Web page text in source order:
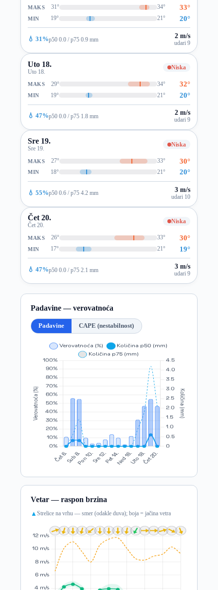
MAKS 31° 34° 33°
MIN 19° 21° 20°
💧 31%p50 0.0 / p75 0.9 mm 2 m/s
udari 9
Uto 18.
Uto 18.
Niska
MAKS 29° 34° 32°
MIN 19° 21° 20°
💧 47%p50 0.0 / p75 1.8 mm 2 m/s
udari 9
Sre 19.
Sre 19.
Niska
MAKS 27° 33° 30°
MIN 18° 21° 20°
💧 55%p50 0.6 / p75 4.2 mm 3 m/s
udari 10
Čet 20.
Čet 20.
Niska
MAKS 26° 33° 30°
MIN 17° 21° 19°
💧 47%p50 0.0 / p75 2.1 mm 3 m/s
udari 9
Padavine — verovatnoća
Padavine CAPE (nestabilnost)
Vetar — raspon brzina
▲ Strelice na vrhu — smer (odakle duva); boja = jačina vetra